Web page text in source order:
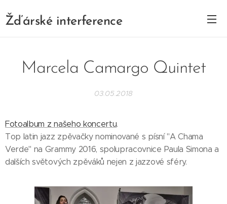
Žďárské interference
Marcela Camargo Quintet
03.05.2018
Fotoalbum z našeho koncertu.
Top latin jazz zpěvačky nominované s písní "A Chama
Verde" na Grammy 2016, spolupracovnice Paula Simona a
dalších světových zpěváků nejen z jazzové sféry.